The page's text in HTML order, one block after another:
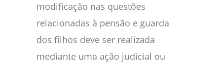
modificação nas questões
relacionadas à pensão e guarda
dos filhos deve ser realizada
mediante uma ação judicial ou